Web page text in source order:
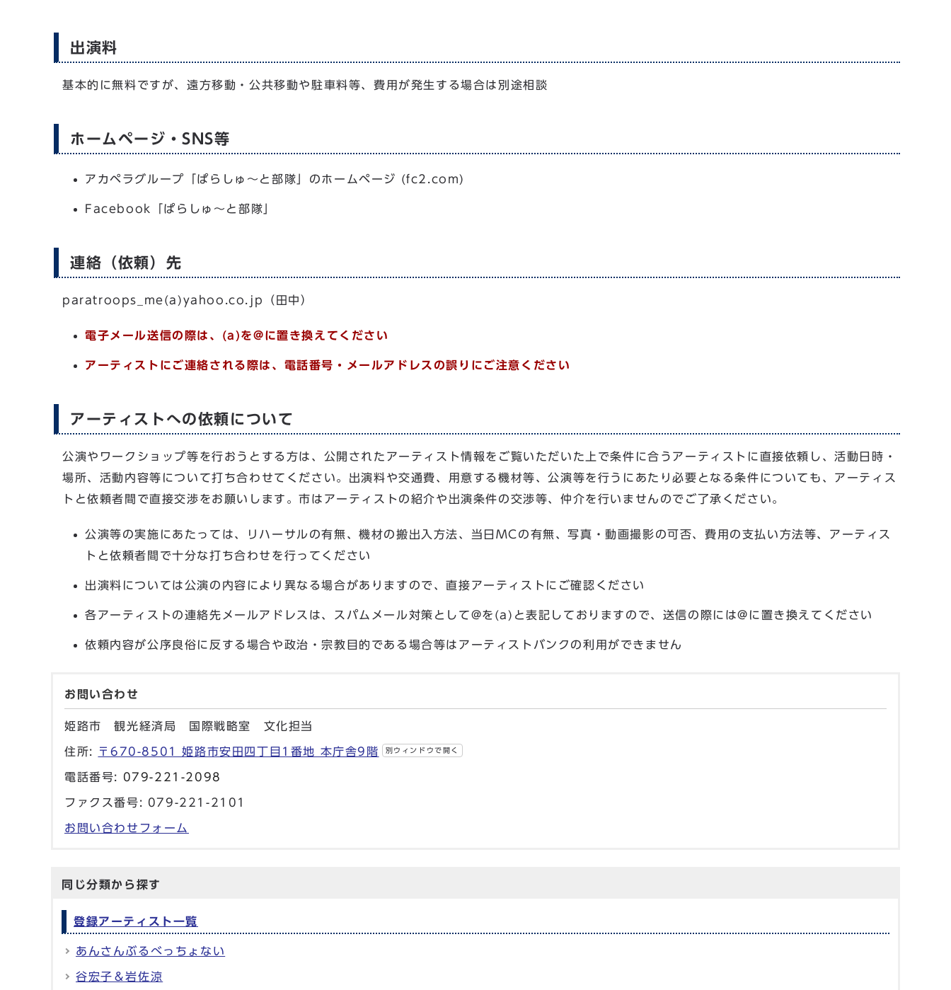
出演料
基本的に無料ですが、遠方移動・公共移動や駐車料等、費用が発生する場合は別途相談
ホームページ・SNS等
アカペラグループ「ぱらしゅ～と部隊」のホームページ (fc2.com)
Facebook「ぱらしゅ～と部隊」
連絡（依頼）先
paratroops_me(a)yahoo.co.jp（田中）
電子メール送信の際は、(a)を@に置き換えてください
アーティストにご連絡される際は、電話番号・メールアドレスの誤りにご注意ください
アーティストへの依頼について
公演やワークショップ等を行おうとする方は、公開されたアーティスト情報をご覧いただいた上で条件に合うアーティストに直接依頼し、活動日時・
場所、活動内容等について打ち合わせてください。出演料や交通費、用意する機材等、公演等を行うにあたり必要となる条件についても、アーティス
トと依頼者間で直接交渉をお願いします。市はアーティストの紹介や出演条件の交渉等、仲介を行いませんのでご了承ください。
公演等の実施にあたっては、リハーサルの有無、機材の搬出入方法、当日MCの有無、写真・動画撮影の可否、費用の支払い方法等、アーティス
トと依頼者間で十分な打ち合わせを行ってください
出演料については公演の内容により異なる場合がありますので、直接アーティストにご確認ください
各アーティストの連絡先メールアドレスは、スパムメール対策として@を(a)と表記しておりますので、送信の際には@に置き換えてください
依頼内容が公序良俗に反する場合や政治・宗教目的である場合等はアーティストバンクの利用ができません
お問い合わせ
姫路市 観光経済局 国際戦略室 文化担当
住所: 〒670-8501 姫路市安田四丁目1番地 本庁舎9階 別ウィンドウで開く
電話番号: 079-221-2098
ファクス番号: 079-221-2101
お問い合わせフォーム
同じ分類から探す
登録アーティスト一覧
あんさんぶるべっちょない
谷宏子＆岩佐涼